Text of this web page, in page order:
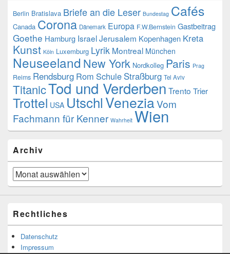
Berlin Bratislava Briefe an die Leser Bundestag Cafés
Canada Corona Dänemark Europa F.W.Bernstein Gastbeitrag
Goethe Hamburg IsraelJerusalem Kopenhagen Kreta
Kunst Köln Luxemburg Lyrik Montreal München
Neuseeland New York Nordkolleg Paris Prag
Reims Rendsburg Rom Schule Straßburg Tel Aviv
TitanicTod und Verderben Trento Trier
Trottel USA UtschlVeneziaVom
Fachmann für Kenner Wahrheit Wien
Archiv
Archiv
Rechtliches
Datenschutz
Impressum